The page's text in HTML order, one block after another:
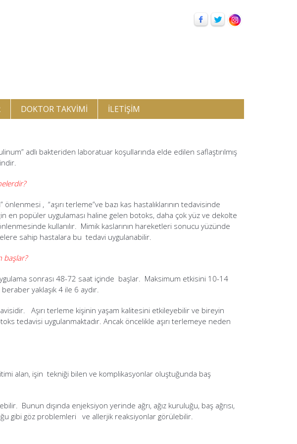
DOKTOR TAKVIMI İLETIŞIM
adlı bakteriden laboratuar koşullarında elde edilen saflaştırılmış
önlenmesi , “aşırı terleme”ve bazı kas hastalıklarının tedavisinde
en popüler uygulaması haline gelen botoks, daha çok yüz ve dekolte
önlenmesinde kullanılır. Mimik kaslarının hareketleri sonucu yüzünde
sahip hastalara bu tedavi uygulanabilir.
başlar?
sonrası 48-72 saat içinde başlar. Maksimum etkisini 10-14
yaklaşık 4 ile 6 aydır.
Aşırı terleme kişinin yaşam kalitesini etkileyebilir ve bireyin
tedavisi uygulanmaktadır. Ancak öncelikle aşırı terlemeye neden
alan, işin tekniği bilen ve komplikasyonlar oluştuğunda baş
Bunun dışında enjeksiyon yerinde ağrı, ağız kuruluğu, baş ağrısı,
gibi göz problemleri ve allerjik reaksiyonlar görülebilir.